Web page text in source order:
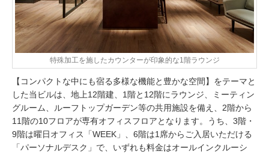
特殊加工を施したカウンターが印象的な1階ラウンジ
【コンパクトな中にも宿る多様な機能と豊かな空間】をテーマと
した当ビルは、地上12階建、1階と12階にラウンジ、ミーティン
グルーム、ルーフトップガーデン等の共用施設を備え、2階から
11階の10フロアが専有オフィスフロアとなります。うち、3階・
9階は曜日オフィス「WEEK」、6階は1席からご入居いただける
「パーソナルデスク」で、いずれも料金はオールインクルーシ